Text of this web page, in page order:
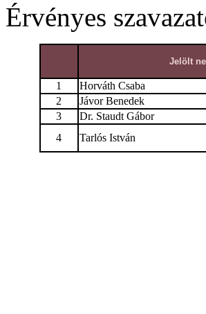
Érvényes
Jelölt
1 Horváth Csaba
2
Jávor Benedek
3
Dr. Staudt Gábor
4
Tarlós István